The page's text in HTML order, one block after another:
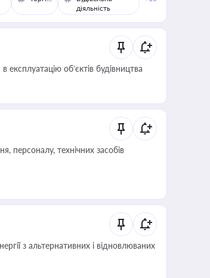
діяльність
об’єктів будівництва
персоналу, технічних засобів
з альтернативних і відновлюваних